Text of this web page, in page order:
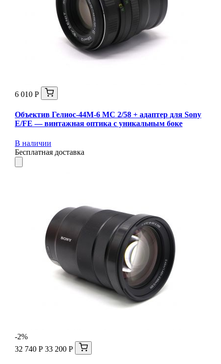
6 010 Р
Объектив Гелиос-44М-6 МС 2/58 + адаптер для Sony
E/FE — винтажная оптика с уникальным боке
В наличии
Бесплатная доставка
-2%
32 740 Р 33 200 Р